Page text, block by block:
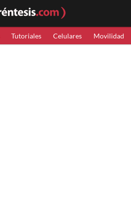
Tutoriales Celulares Movilidad